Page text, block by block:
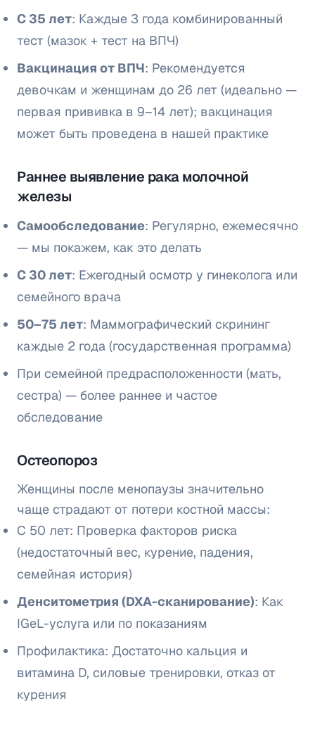
С 35 лет: Каждые 3 года комбинированный
тест (мазок + тест на ВПЧ)
Вакцинация от ВПЧ: Рекомендуется
девочкам и женщинам до 26 лет (идеально —
первая прививка в 9–14 лет); вакцинация
может быть проведена в нашей практике
Раннее выявление рака молочной
железы
Самообследование: Регулярно, ежемесячно
— мы покажем, как это делать
С 30 лет: Ежегодный осмотр у гинеколога или
семейного врача
50–75 лет: Маммографический скрининг
каждые 2 года (государственная программа)
При семейной предрасположенности (мать,
сестра) — более раннее и частое
обследование
Остеопороз
Женщины после менопаузы значительно
чаще страдают от потери костной массы:
С 50 лет: Проверка факторов риска
(недостаточный вес, курение, падения,
семейная история)
Денситометрия (DXA-сканирование): Как
IGeL-услуга или по показаниям
Профилактика: Достаточно кальция и
витамина D, силовые тренировки, отказ от
курения